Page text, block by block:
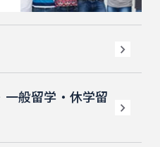
般留学・休学留